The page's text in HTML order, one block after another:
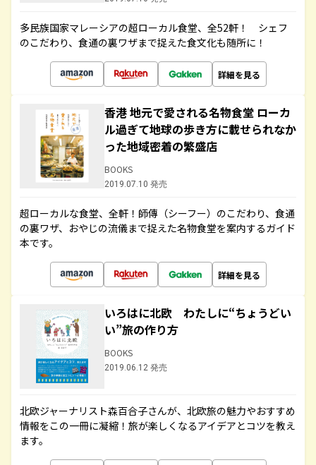
多民族国家マレーシアの超ローカル食堂、全52軒！ シェフ
のこだわり、食通の裏ワザまで捉えた食文化も随所に！
詳細を見る
香港 地元で愛される名物食堂 ローカ
ル過ぎて地球の歩き方に載せられなか
った地域密着の繁盛店
BOOKS
2019.07.10 発売
超ローカルな食堂、全軒！師傳（シーフー）のこだわり、食通
の裏ワザ、おやじの流儀まで捉えた名物食堂を案内するガイド
本です。
詳細を見る
いろはに北欧 わたしに“ちょうどい
い”旅の作り方
BOOKS
2019.06.12 発売
北欧ジャーナリスト森百合子さんが、北欧旅の魅力やおすすめ
情報をこの一冊に凝縮！旅が楽しくなるアイデアとコツを教え
ます。